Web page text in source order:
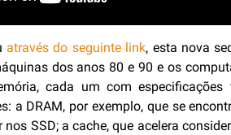
através do seguinte link, esta nova
dos anos 80 e 90 e os
cada um com
a DRAM, por exemplo, que se
nos SSD; a cache, que acelera